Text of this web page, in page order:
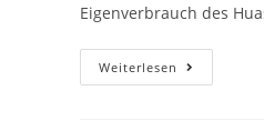
Eigenverbrauch des
Weiterlesen